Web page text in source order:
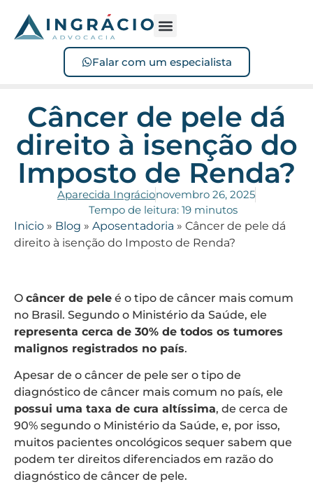
Falar com um especialista
Câncer de pele dá
direito à isenção do
Imposto de Renda?
Aparecida Ingrácionovembro 26, 2025
Tempo de leitura: 19 minutos
Inicio » Blog » Aposentadoria » Câncer de pele dá
direito à isenção do Imposto de Renda?
O câncer de pele é o tipo de câncer mais comum
no Brasil. Segundo o Ministério da Saúde, ele
representa cerca de 30% de todos os tumores
malignos registrados no país.
Apesar de o câncer de pele ser o tipo de
diagnóstico de câncer mais comum no país, ele
possui uma taxa de cura altíssima, de cerca de
90% segundo o Ministério da Saúde, e, por isso,
muitos pacientes oncológicos sequer sabem que
podem ter direitos diferenciados em razão do
diagnóstico de câncer de pele.